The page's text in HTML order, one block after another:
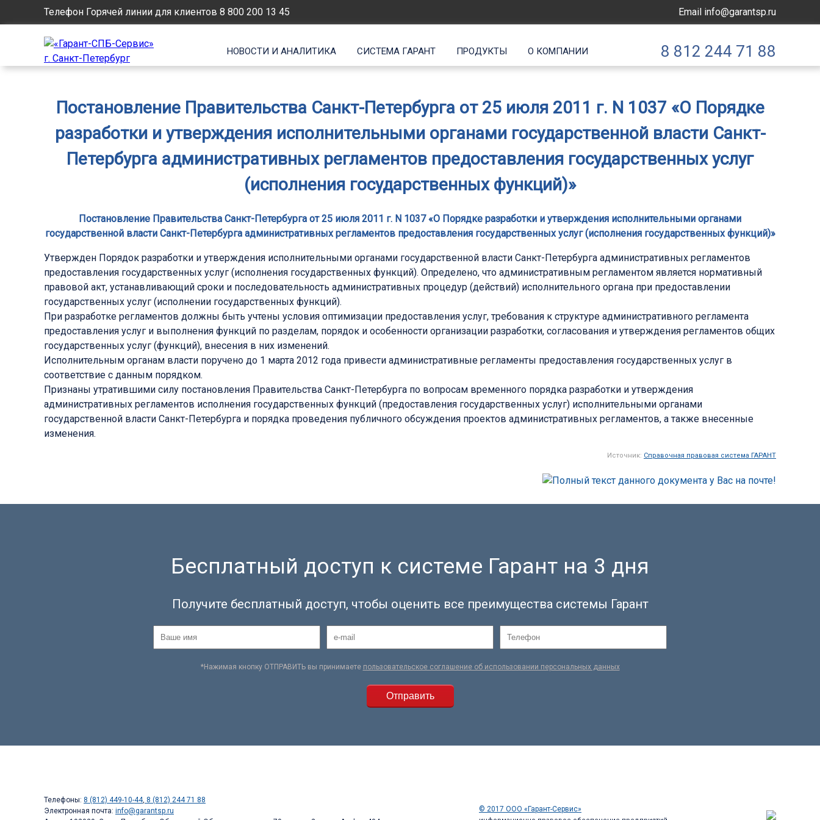
Телефон Горячей линии для клиентов 8 800 200 13 45 Email info@garantsp.ru
НОВОСТИ И АНАЛИТИКА СИСТЕМА ГАРАНТ ПРОДУКТЫ О КОМПАНИИ 8 812 244 71 88
Постановление Правительства Санкт-Петербурга от 25 июля 2011 г. N 1037 «О Порядке
разработки и утверждения исполнительными органами государственной власти Санкт-
Петербурга административных регламентов предоставления государственных услуг
(исполнения государственных функций)»
Постановление Правительства Санкт-Петербурга от 25 июля 2011 г. N 1037 «О Порядке разработки и утверждения исполнительными органами
государственной власти Санкт-Петербурга административных регламентов предоставления государственных услуг (исполнения государственных функций)»
Утвержден Порядок разработки и утверждения исполнительными органами государственной власти Санкт-Петербурга административных регламентов
предоставления государственных услуг (исполнения государственных функций). Определено, что административным регламентом является нормативный
правовой акт, устанавливающий сроки и последовательность административных процедур (действий) исполнительного органа при предоставлении
государственных услуг (исполнении государственных функций).
При разработке регламентов должны быть учтены условия оптимизации предоставления услуг, требования к структуре административного регламента
предоставления услуг и выполнения функций по разделам, порядок и особенности организации разработки, согласования и утверждения регламентов общих
государственных услуг (функций), внесения в них изменений.
Исполнительным органам власти поручено до 1 марта 2012 года привести административные регламенты предоставления государственных услуг в
соответствие с данным порядком.
Признаны утратившими силу постановления Правительства Санкт-Петербурга по вопросам временного порядка разработки и утверждения
административных регламентов исполнения государственных функций (предоставления государственных услуг) исполнительными органами
государственной власти Санкт-Петербурга и порядка проведения публичного обсуждения проектов административных регламентов, а также внесенные
изменения.
Источник: Справочная правовая система ГАРАНТ
Бесплатный доступ к системе Гарант на 3 дня
Получите бесплатный доступ, чтобы оценить все преимущества системы Гарант
*Нажимая кнопку ОТПРАВИТЬ вы принимаете пользовательское соглашение об использовании персональных данных
Телефоны: 8 (812) 449-10-44, 8 (812) 244 71 88
Электронная почта: info@garantsp.ru
© 2017 ООО «Гарант-Сервис»